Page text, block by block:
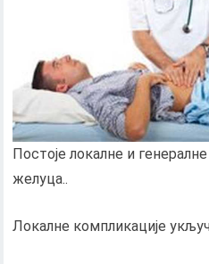
Постоје локалне и
желуца..
Локалне компликације